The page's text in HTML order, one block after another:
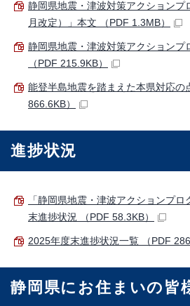
静岡県地震・津波対策アクションプ
月改定）」本文 （PDF 1.3MB）
静岡県地震・津波対策アクションプ
（PDF 215.9KB）
能登半島地震を踏まえた本県対応の
866.6KB）
進捗状況
「静岡県地震・津波アクションプ
末進捗状況 （PDF 58.3KB）
2025年度末進捗状況一覧 （PDF
静岡県にお住まいの皆